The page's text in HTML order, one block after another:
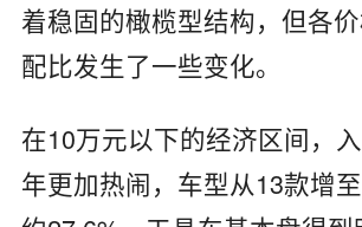
着稳固的橄榄型结构，但各
配比发生了一些变化。
在10万元以下的经济区间，
年更加热闹，车型从13款增